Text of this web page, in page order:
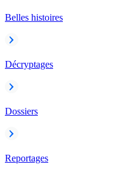
Belles histoires
Décryptages
Dossiers
Reportages